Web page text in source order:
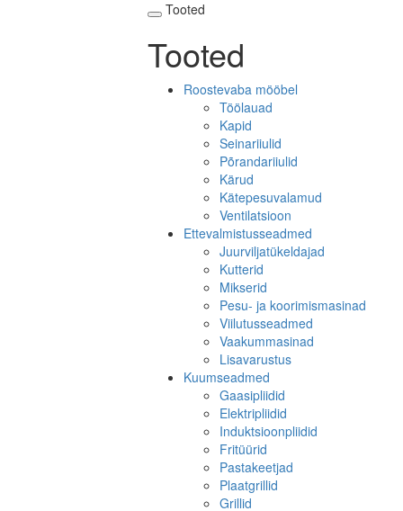
Tooted
Tooted
Roostevaba mööbel
Töölauad
Kapid
Seinariiulid
Põrandariiulid
Kärud
Kätepesuvalamud
Ventilatsioon
Ettevalmistusseadmed
Juurviljatükeldajad
Kutterid
Mikserid
Pesu- ja koorimismasinad
Viilutusseadmed
Vaakummasinad
Lisavarustus
Kuumseadmed
Gaasipliidid
Elektripliidid
Induktsioonpliidid
Fritüürid
Pastakeetjad
Plaatgrillid
Grillid